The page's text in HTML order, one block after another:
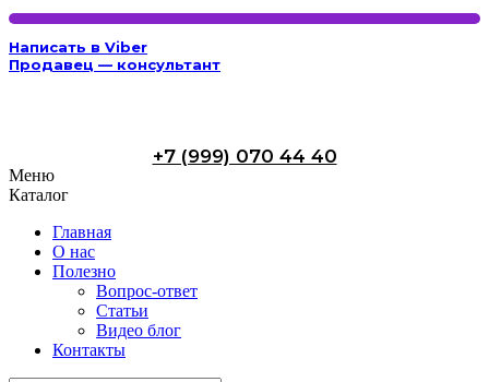
Написать в Viber
Продавец — консультант
+7 (999) 070 44 40
Меню
Каталог
Главная
О нас
Полезно
Вопрос-ответ
Статьи
Видео блог
Контакты